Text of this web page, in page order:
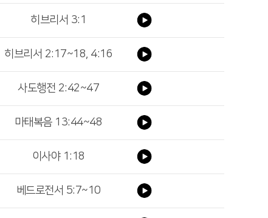
히브리서 3:1
히브리서 2:17~18, 4:16
사도행전 2:42~47
마태복음 13:44~48
이사야 1:18
베드로전서 5:7~10